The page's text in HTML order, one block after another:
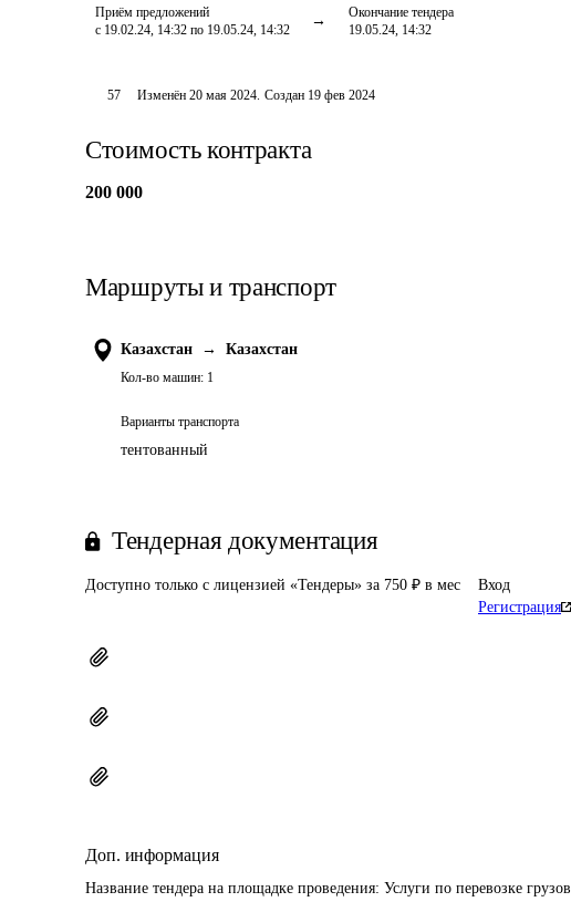
Приём предложений
с 19.02.24, 14:32 по 19.05.24, 14:32
Окончание тендера
19.05.24, 14:32
57 Изменён20 мая 2024. Создан 19 фев 2024
Стоимость контракта
200 000
Маршруты и транспорт
Казахстан → Казахстан
Кол-во машин: 1
Варианты транспорта
тентованный
Тендерная документация
Доступно только с лицензией «Тендеры» за 750 ₽ в мес
Вход
Регистрация
Доп. информация
Название тендера на площадке проведения: Услуги по перевозке грузов